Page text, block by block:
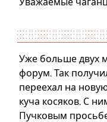
Уважаемые
Уже больше двух
форум. Так
переехал на
куча косяков. С
Пучковым